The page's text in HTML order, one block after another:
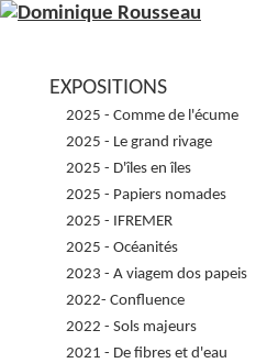
EXPOSITIONS
2025 - Comme de l'écume
2025 - Le grand rivage
2025 - D'îles en îles
2025 - Papiers nomades
2025 - IFREMER
2025 - Océanités
2023 - A viagem dos papeis
2022- Confluence
2022 - Sols majeurs
2021 - De fibres et d'eau